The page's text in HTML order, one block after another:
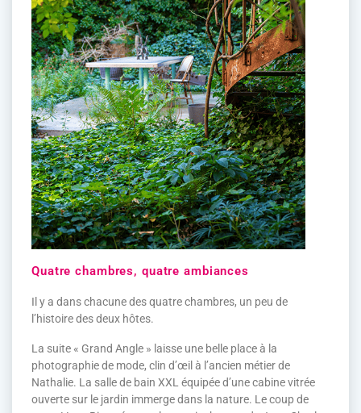
Quatre chambres, quatre ambiances
Il y a dans chacune des quatre chambres, un peu de
l’histoire des deux hôtes.
La suite « Grand Angle » laisse une belle place à la
photographie de mode, clin d’œil à l’ancien métier de
Nathalie. La salle de bain XXL équipée d’une cabine vitrée
ouverte sur le jardin immerge dans la nature. Le coup de